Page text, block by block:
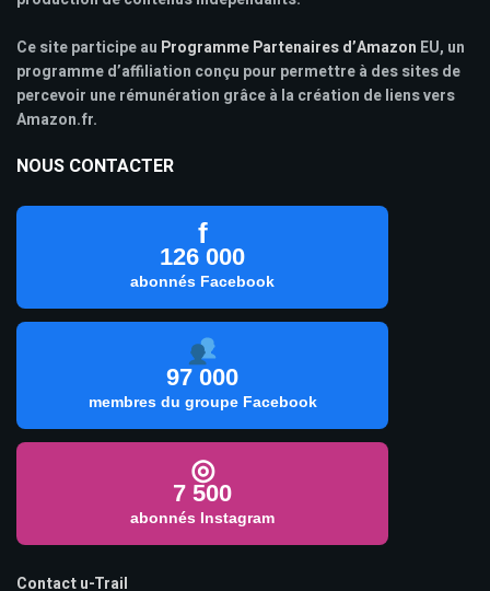
Ce site participe au Programme Partenaires d’Amazon EU, un
programme d’affiliation conçu pour permettre à des sites de
percevoir une rémunération grâce à la création de liens vers
Amazon.fr.
NOUS CONTACTER
f
126 000
abonnés Facebook
97 000
membres du groupe Facebook
◎
7 500
abonnés Instagram
Contact u-Trail